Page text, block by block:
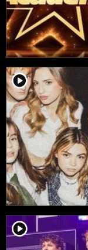
player2
player2